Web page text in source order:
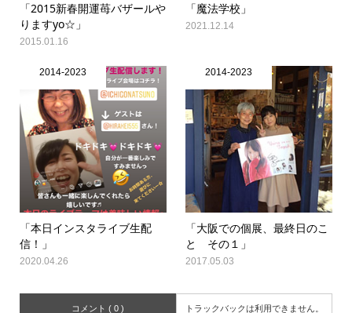
「2015新春開運苺バザールや
りますyo☆」
2015.01.16
「魔法学校」
2021.12.14
2014-2023
「本日インスタライブ生配
信！」
2020.04.26
2014-2023
「大阪での個展、最終日のこ
と その１」
2017.05.03
コメント ( 0 ) トラックバックは利用できません。